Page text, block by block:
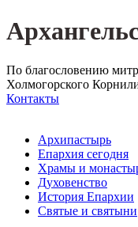
По благословению
Холмогорского
Контакты
Архипастырь
Епархия сегодня
Храмы и
Духовенство
История Епархии
Святые и святыни